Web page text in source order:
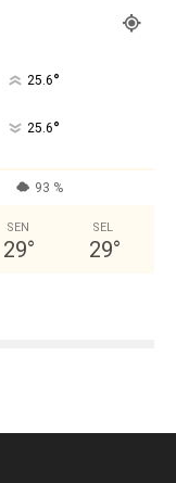
25.6°
25.6°
93 %
SEN
29°
SEL
29°